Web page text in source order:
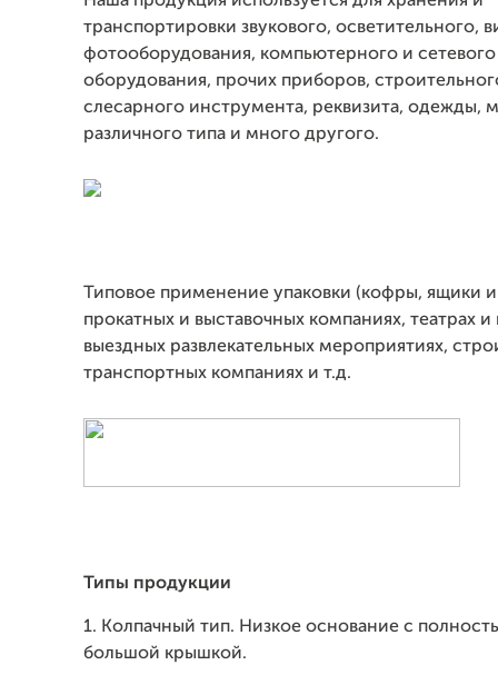
транспортировки звукового, осветительного,
фотооборудования, компьютерного и сетевого
оборудования, прочих приборов,
слесарного инструмента, реквизита, одежды,
различного типа и много другого.
Типовое применение упаковки (кофры, ящики и
прокатных и выставочных компаниях, театрах и
выездных развлекательных мероприятиях,
транспортных компаниях и т.д.
Типы продукции
1. Колпачный тип. Низкое основание с
большой крышкой.